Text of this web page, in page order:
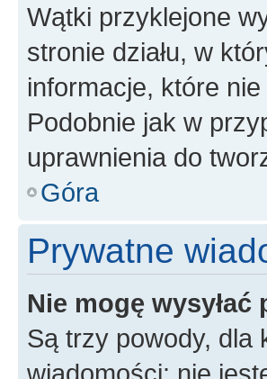
Wątki przyklejone
stronie działu, w
informacje, które
Podobnie jak w
uprawnienia do
Góra
Prywatne
Nie mogę
Są trzy powody, dla
wiadomości: nie